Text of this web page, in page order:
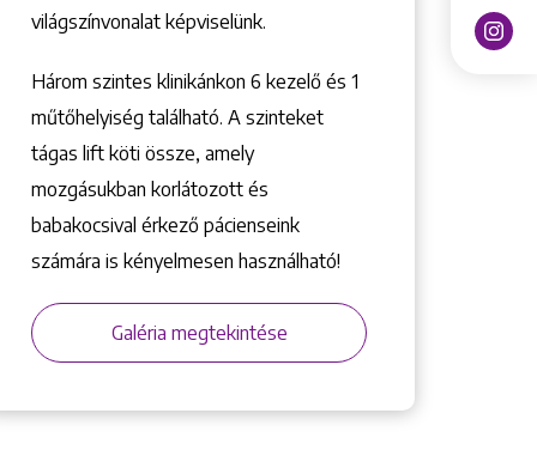
világszínvonalat képviselünk.
Három szintes klinikánkon 6 kezelő ­és 1
műtőhelyiség található. A szinteket
tágas lift köti össze, amely
mozgásukban korlátozott és
babakocsival érkező pácienseink
számára is kényelmesen használható!
Galéria megtekintése